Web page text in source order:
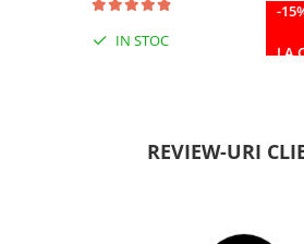
IN STOC
-
LA
REVIEW-URI